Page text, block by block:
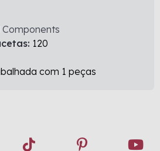
120
com 1 peças